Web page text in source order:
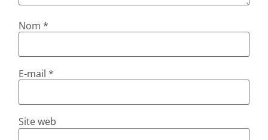
Nom*
E-mail*
Site web